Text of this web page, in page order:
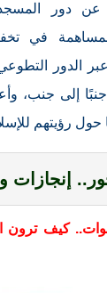
عن دور
في
الدور التطوعي
إلى جنب،
حول رؤيتهم
إنجازات
كيف ترون